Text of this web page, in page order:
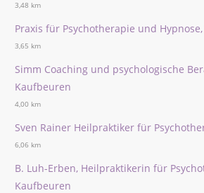
3,48 km
Praxis für Psychotherapie und
3,65 km
Simm Coaching und psychologische
Kaufbeuren
4,00 km
Sven Rainer Heilpraktiker für
6,06 km
B. Luh-Erben, Heilpraktikerin für
Kaufbeuren